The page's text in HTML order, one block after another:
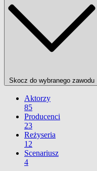
Skocz do wybranego zawodu
Aktorzy
85
Producenci
23
Reżyseria
12
Scenariusz
4